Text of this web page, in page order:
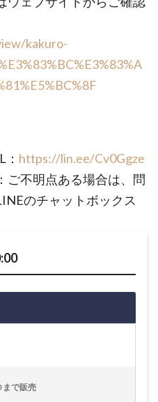
kakuro-
https://lin.ee/Cv0Ggze
ご不明点ある場合は、問
のチャットボックス
まで販売